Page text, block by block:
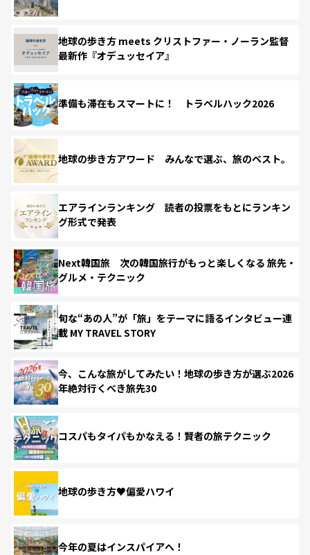
地球の歩き方 meets クリストファー・ノーラン監督
最新作『オデュッセイア』
準備も滞在もスマートに！ トラベルハック2026
地球の歩き方アワード みんなで選ぶ、旅のベスト。
エアラインランキング 読者の投票をもとにランキン
グ形式で発表
Next韓国旅 次の韓国旅行がもっと楽しくなる 旅先・
グルメ・テクニック
旬な“あの人”が「旅」をテーマに語るインタビュー連
載 MY TRAVEL STORY
今、こんな旅がしてみたい！地球の歩き方が選ぶ2026
年絶対行くべき旅先30
コスパもタイパもかなえる！賢者の旅テクニック
地球の歩き方♥偏愛ハワイ
今年の夏はインスパイアへ！